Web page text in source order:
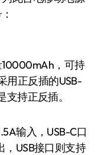
，可持
用正反插的USB-
持正反插。
输入，USB-C口
USB接口则支持